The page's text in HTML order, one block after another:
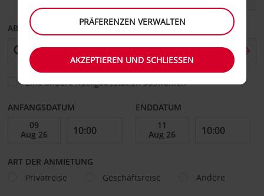
ABHOLEN VON
Eine andere Rückgabestation auswählen
ANFANGSDATUM ENDDATUM
ART DER ANMIETUNG
Privatreise
Geschäftsreise Andere
PRÄFERENZEN VERWALTEN
AKZEPTIEREN UND SCHLIESSEN